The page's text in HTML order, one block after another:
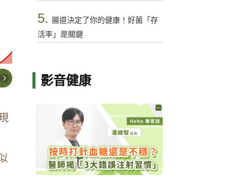
5. 腸道決定了你的健康！好菌「存
活率」是關鍵
影音健康